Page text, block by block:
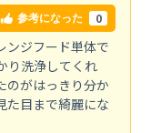
参考になった 0
ンジフード単体で
り洗浄してくれ
のがはっきり分か
た目まで綺麗にな